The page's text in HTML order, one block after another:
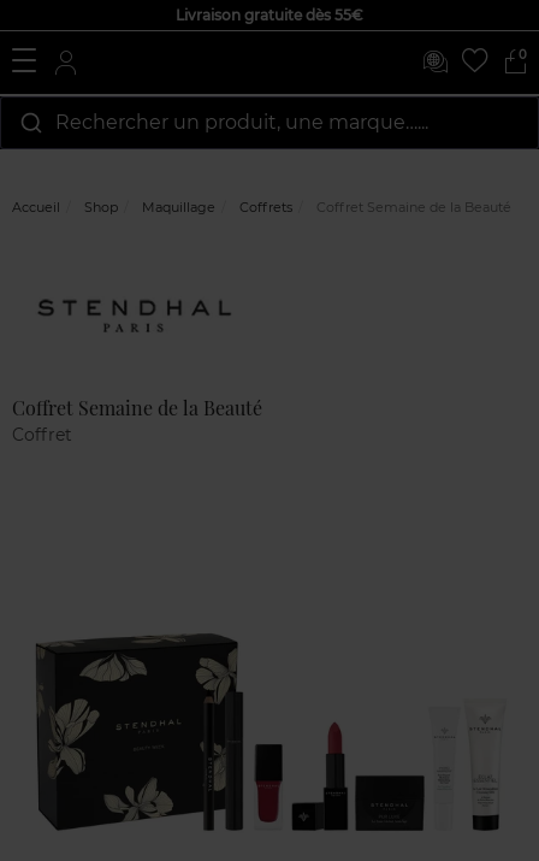
Livraison gratuite dès 55€
0
Rechercher un produit, une marque…...
Accueil Shop Maquillage Coffrets Coffret Semaine de la Beauté
Coffret Semaine de la Beauté
Coffret